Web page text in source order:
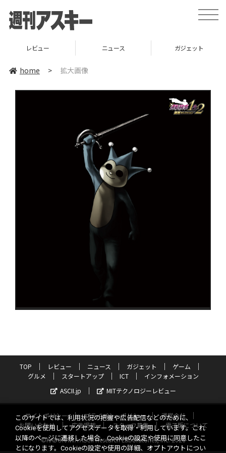
toggle
レビュー ニュース ガジェット
home > 拡大画像
TOP レビュー ニュース ガジェット
ゲーム
グルメ
スタートアップ ICT
インフォメーション
ASCII.jp
MITテクノロジーレビュー
サイトポリシー プライバシーポリシー
運営会社
お問い合わせ
広告掲載 スタッフ募集
電子版について
©KADOKAWA ASCII Research Laboratories, Inc. 2026
このサイトでは、利用状況の把握や広告配信などのために、
Cookieを使用してアクセスデータを取得・利用しています。これ
以降のページに遷移した場合、Cookieの設定や使用に同意したこ
とになります。Cookieの設定や使用の詳細、オプトアウトについ